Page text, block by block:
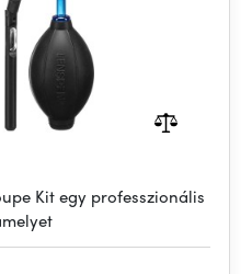
Kit egy professzionális